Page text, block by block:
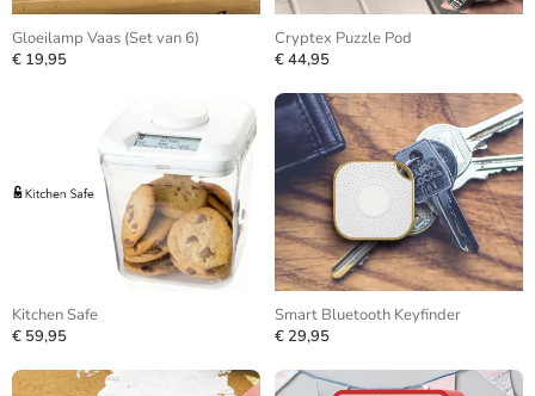
Gloeilamp Vaas (Set van 6)
€ 19,95
Cryptex Puzzle Pod
€ 44,95
Kitchen Safe
€ 59,95
Smart Bluetooth Keyfinder
€ 29,95